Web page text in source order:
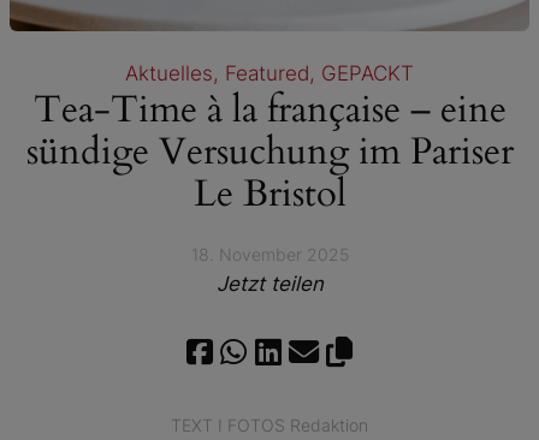
Aktuelles, Featured, GEPACKT
Tea-Time à la française – eine
sündige Versuchung im Pariser
Le Bristol
18. November 2025
Jetzt teilen
TEXT I FOTOS Redaktion